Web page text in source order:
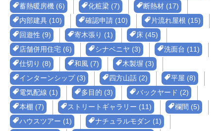
蓄熱暖房機 (6)
化粧梁 (7)
断熱材 (17)
内部建具 (10)
確認申請 (10)
片流れ屋根 (15)
回遊性 (9)
寄木張り (1)
床 (45)
店舗併用住宅 (6)
シナベニヤ (3)
洗面台 (11)
仕切り (8)
和風 (7)
木製塀 (3)
インターンシップ (3)
四方山話 (2)
平屋 (8)
電気配線 (1)
多目的 (3)
バックヤード (2)
本棚 (7)
ストリートギャラリー (11)
欄間 (5)
ハウスツアー (1)
ナチュラルモダン (1)